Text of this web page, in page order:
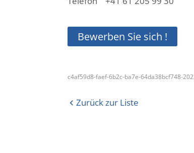
Bewerben Sie sich !
c4af59d8-faef-6b2c-ba7e-64da38bcf748-
Zurück zur Liste